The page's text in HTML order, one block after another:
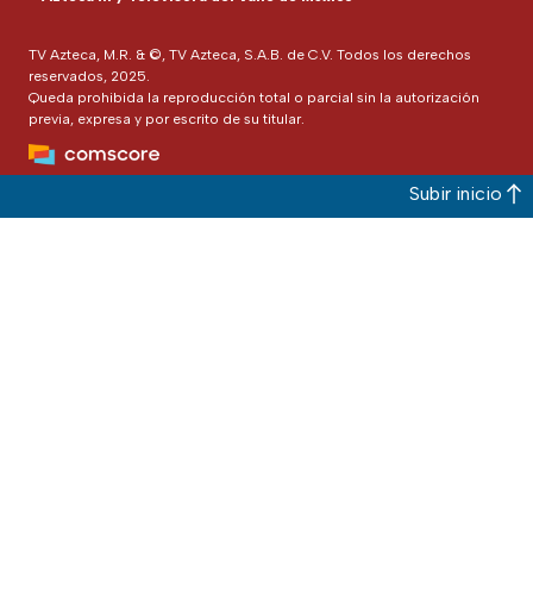
TV Azteca, M.R. & ©, TV Azteca, S.A.B. de C.V. Todos los derechos
reservados, 2025.
Queda prohibida la reproducción total o parcial sin la autorización
previa, expresa y por escrito de su titular.
Subir inicio